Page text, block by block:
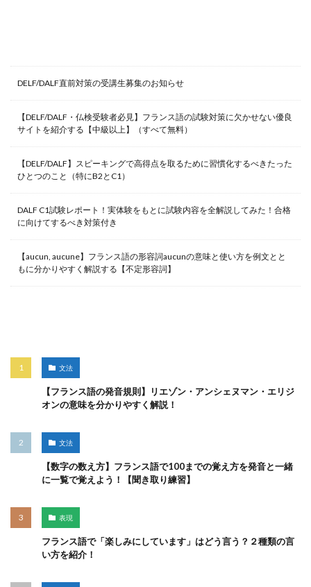
DELF/DALF直前対策の受講生募集のお知らせ
【DELF/DALF・仏検受験者必見】フランス語の試験対策に欠かせない優良
サイトを紹介する【中級以上】（すべて無料）
【DELF/DALF】スピーキングで高得点を取るために習慣化するべきたった
ひとつのこと（特にB2とC1）
DALF C1試験レポート！実体験をもとに試験内容を全解説してみた！合格
に向けてするべき対策付き
【aucun, aucune】フランス語の形容詞aucunの意味と使い方を例文とと
もに分かりやすく解説する【不定形容詞】
文法
【フランス語の発音規則】リエゾン・アンシェヌマン・エリジ
オンの意味を分かりやすく解説！
文法
【数字の数え方】フランス語で100までの覚え方を発音と一緒
に一覧で覚えよう！【聞き取り練習】
表現
フランス語で「楽しみにしています」はどう言う？２種類の言
い方を紹介！